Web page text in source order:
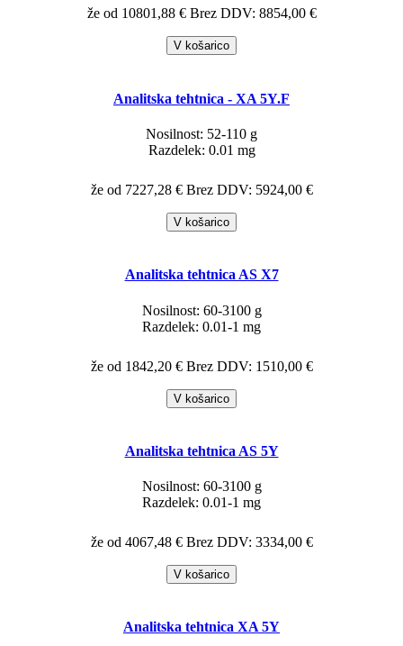
že od 10801,88 € Brez DDV: 8854,00 €
V košarico
Analitska tehtnica - XA 5Y.F
Nosilnost: 52-110 g
Razdelek: 0.01 mg
že od 7227,28 € Brez DDV: 5924,00 €
V košarico
Analitska tehtnica AS X7
Nosilnost: 60-3100 g
Razdelek: 0.01-1 mg
že od 1842,20 € Brez DDV: 1510,00 €
V košarico
Analitska tehtnica AS 5Y
Nosilnost: 60-3100 g
Razdelek: 0.01-1 mg
že od 4067,48 € Brez DDV: 3334,00 €
V košarico
Analitska tehtnica XA 5Y